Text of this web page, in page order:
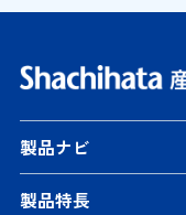
製品ナビ
製品特長